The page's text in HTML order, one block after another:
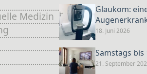
Medizin
Glaukom:
18. Juni 2026
Samstags
21. September